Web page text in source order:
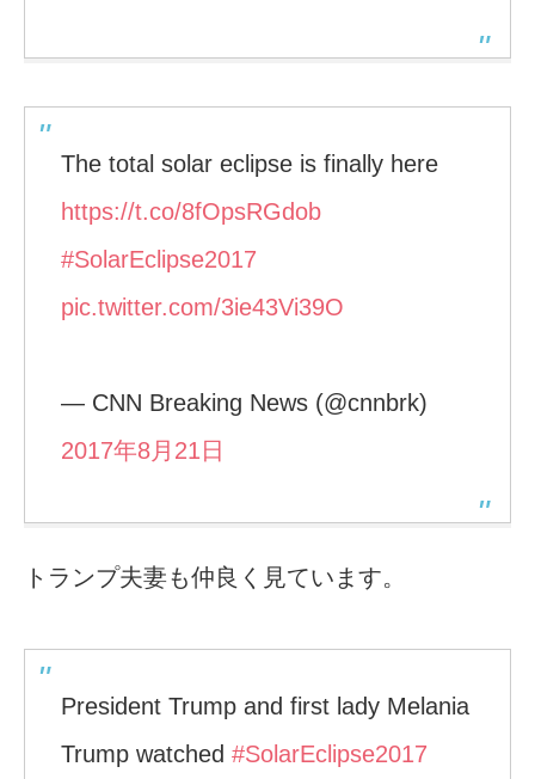
The total solar eclipse is finally here
https://t.co/8fOpsRGdob
#SolarEclipse2017
pic.twitter.com/3ie43Vi39O
— CNN Breaking News (@cnnbrk)
2017年8月21日
トランプ夫妻も仲良く見ています。
President Trump and first lady Melania
Trump watched #SolarEclipse2017